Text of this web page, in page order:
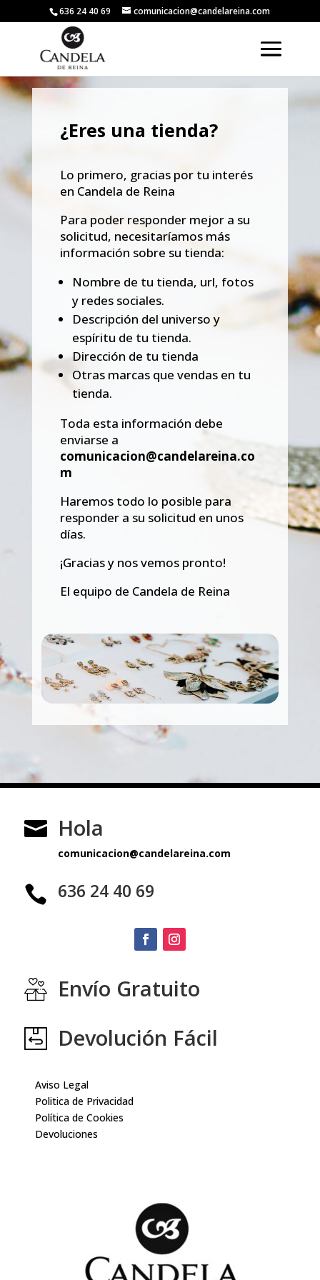
636 24 40 69 comunicacion@candelareina.com
¿Eres una tienda?
Lo primero, gracias por tu interés
en Candela de Reina
Para poder responder mejor a su
solicitud, necesitaríamos más
información sobre su tienda:
Nombre de tu tienda, url, fotos
y redes sociales.
Descripción del universo y
espíritu de tu tienda.
Dirección de tu tienda
Otras marcas que vendas en tu
tienda.
Toda esta información debe
enviarse a
comunicacion@candelareina.co
m
Haremos todo lo posible para
responder a su solicitud en unos
días.
¡Gracias y nos vemos pronto!
El equipo de Candela de Reina
 Hola
comunicacion@candelareina.com
 636 24 40 69
Envío Gratuito
Devolución Fácil
Aviso Legal
Politica de Privacidad
Política de Cookies
Devoluciones